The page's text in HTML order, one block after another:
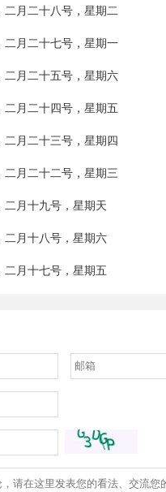
月二十八号，星期二
二月二十七号，星期一
二月二十五号，星期六
月二十四号，星期五
月二十三号，星期四
月二十二号，星期三
月十九号，星期天
二月十八号，星期六
月十七号，星期五